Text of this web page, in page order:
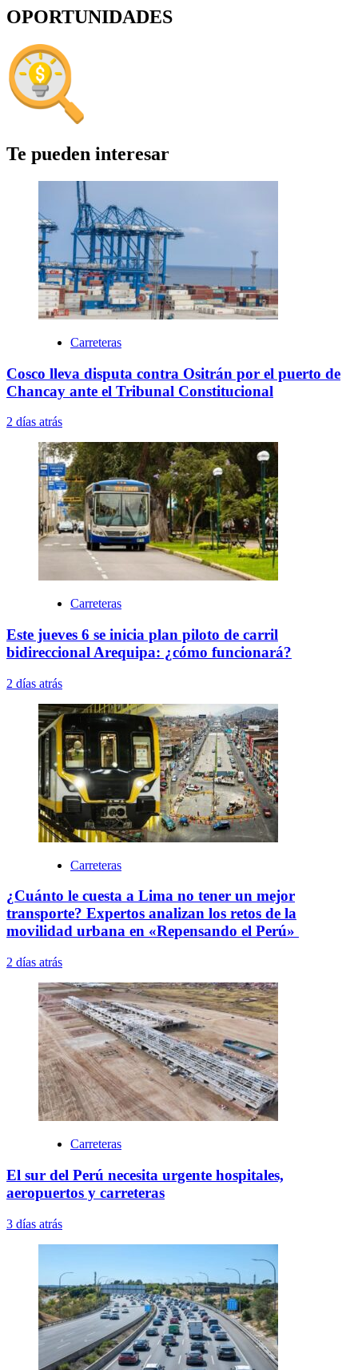
OPORTUNIDADES
Te pueden interesar
Carreteras
Cosco lleva disputa contra Ositrán por el puerto de
Chancay ante el Tribunal Constitucional
2 días atrás
Carreteras
Este jueves 6 se inicia plan piloto de carril
bidireccional Arequipa: ¿cómo funcionará?
2 días atrás
Carreteras
¿Cuánto le cuesta a Lima no tener un mejor
transporte? Expertos analizan los retos de la
movilidad urbana en «Repensando el Perú»
2 días atrás
Carreteras
El sur del Perú necesita urgente hospitales,
aeropuertos y carreteras
3 días atrás